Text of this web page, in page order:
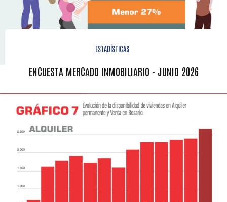
ESTADÍSTICAS
ENCUESTA MERCADO INMOBILIARIO - JUNIO 2026